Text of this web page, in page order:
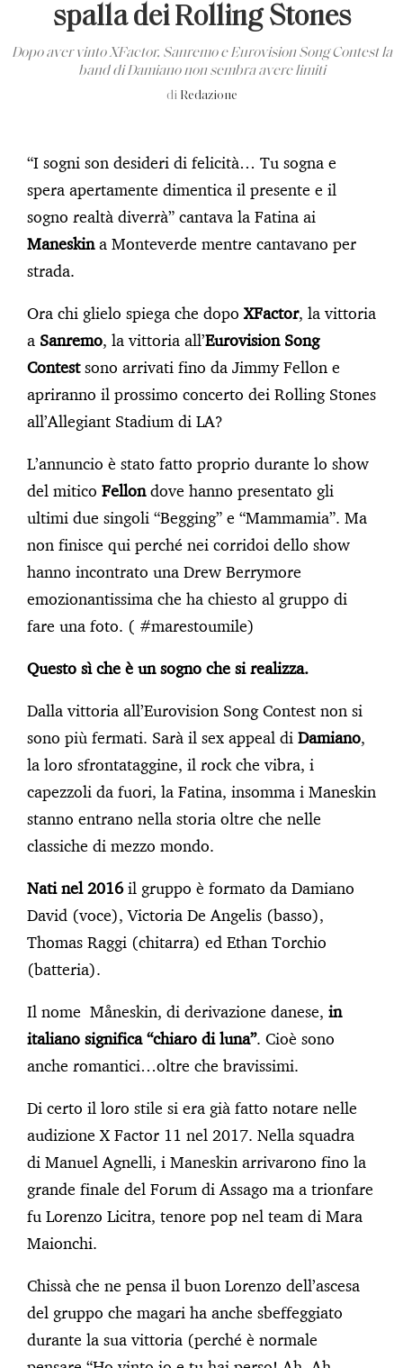
spalla dei Rolling Stones
Dopo aver vinto XFactor, Sanremo e Eurovision Song Contest la
band di Damiano non sembra avere limiti
di Redazione
“I sogni son desideri di felicità… Tu sogna e
spera apertamente dimentica il presente e il
sogno realtà diverrà” cantava la Fatina ai
Maneskina Monteverde mentre cantavano per
strada.
Ora chi glielo spiega che dopoXFactor, la vittoria
a Sanremo, la vittoria all’Eurovision Song
Contestsono arrivati fino da Jimmy Fellon e
apriranno il prossimo concerto dei Rolling Stones
all’Allegiant Stadium di LA?
L’annuncio è stato fatto proprio durante lo show
del mitico Fellondove hanno presentato gli
ultimi due singoli “Begging” e “Mammamia”. Ma
non finisce qui perché nei corridoi dello show
hanno incontrato una Drew Berrymore
emozionantissima che ha chiesto al gruppo di
fare una foto. ( #marestoumile)
Questo sì che è un sogno che si realizza.
Dalla vittoria all’Eurovision Song Contest non si
sono più fermati. Sarà il sex appeal di Damiano,
la loro sfrontataggine, il rock che vibra, i
capezzoli da fuori, la Fatina, insomma i Maneskin
stanno entrano nella storia oltre che nelle
classiche di mezzo mondo.
Nati nel 2016il gruppo è formato da Damiano
David (voce), Victoria De Angelis (basso),
Thomas Raggi (chitarra) ed Ethan Torchio
(batteria).
Il nome Måneskin, di derivazione danese, in
italiano significa “chiaro di luna”. Cioè sono
anche romantici…oltre che bravissimi.
Di certo il loro stile si era già fatto notare nelle
audizione X Factor 11 nel 2017. Nella squadra
di Manuel Agnelli, i Maneskin arrivarono fino la
grande finale del Forum di Assago ma a trionfare
fu Lorenzo Licitra, tenore pop nel team di Mara
Maionchi.
Chissà che ne pensa il buon Lorenzo dell’ascesa
del gruppo che magari ha anche sbeffeggiato
durante la sua vittoria (perché è normale